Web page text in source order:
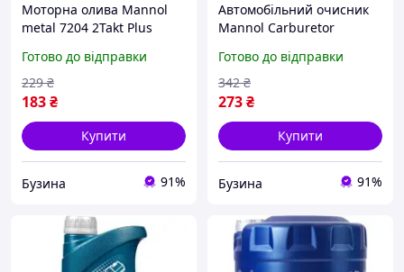
Моторна олива Mannol
metal 7204 2Takt Plus
buzyna
Готово до відправки
183₴
229 ₴
Купити
Бузина 91%
Автомобільний очисник
Mannol Carburetor
Готово до відправки
273₴
342 ₴
Купити
Бузина 91%